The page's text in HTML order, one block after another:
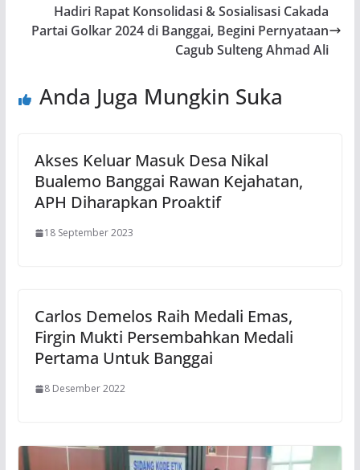
Hadiri Rapat Konsolidasi & Sosialisasi Cakada
Partai Golkar 2024 di Banggai, Begini Pernyataan
Cagub Sulteng Ahmad Ali
Anda Juga Mungkin Suka
Akses Keluar Masuk Desa Nikal
Bualemo Banggai Rawan Kejahatan,
APH Diharapkan Proaktif
18 September 2023
Carlos Demelos Raih Medali Emas,
Firgin Mukti Persembahkan Medali
Pertama Untuk Banggai
8 Desember 2022